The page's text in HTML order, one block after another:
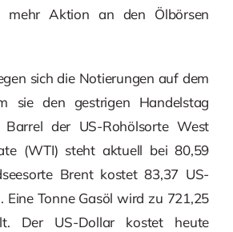
mehr Aktion an den Ölbörsen
sich die Notierungen auf dem
sie den gestrigen Handelstag
Barrel der US-Rohölsorte West
(WTI) steht aktuell bei 80,59
Brent kostet 83,37 US-
Eine Tonne Gasöl wird zu 721,25
Der US-Dollar kostet heute